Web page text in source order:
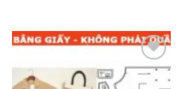
Add to
wishlist